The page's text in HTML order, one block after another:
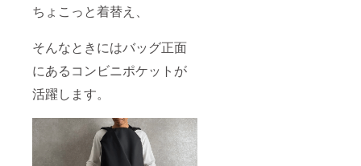
ちょこっと着替え、
そんなときにはバッグ正面
にあるコンビニポケットが
活躍します。